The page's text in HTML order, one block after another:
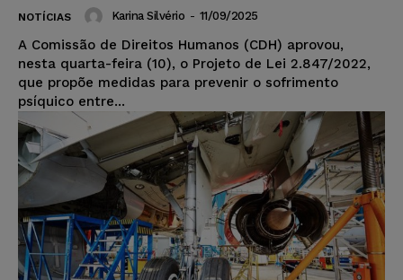
NOTÍCIAS Karina Silvério - 11/09/2025
A Comissão de Direitos Humanos (CDH) aprovou,
nesta quarta-feira (10), o Projeto de Lei 2.847/2022,
que propõe medidas para prevenir o sofrimento
psíquico entre...